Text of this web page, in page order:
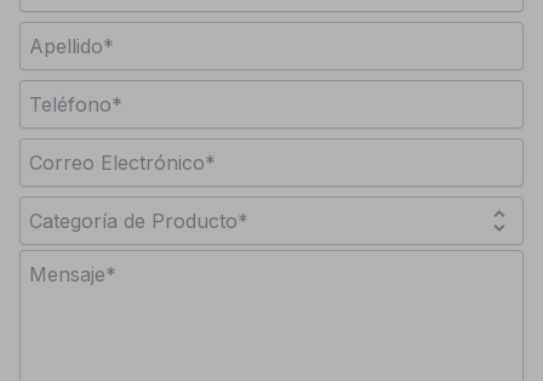
Categoría de Producto* unfold_more